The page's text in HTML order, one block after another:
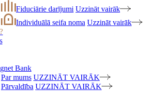
Fiduciārie darījumi Uzzināt vairāk
Individuālā seifa noma Uzzināt vairāk
?
Bank
Par mums UZZINĀT VAIRĀK
Pārvaldība UZZINĀT VAIRĀK